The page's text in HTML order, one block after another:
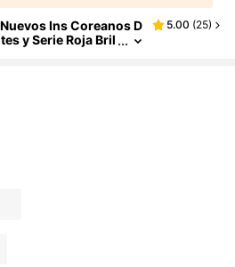
Ins Coreanos D
y Serie Roja Bril
Cereza, DIY Llavero,
de Taza de Agua, C
Móvil, Accesorios
Combinado,
Novias, Niñas y Dama
de Vacaciones
5.00 (25)